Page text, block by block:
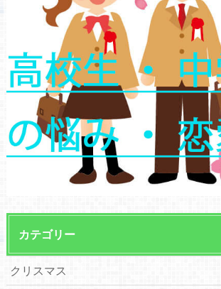
カテゴリー
クリスマス